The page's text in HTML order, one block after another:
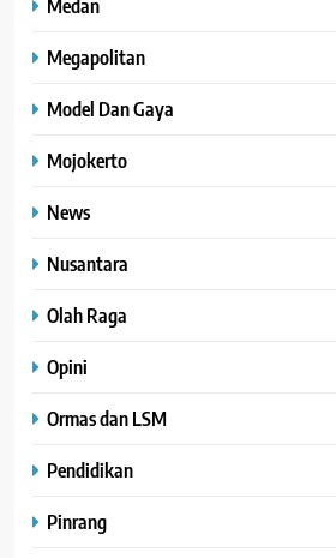
Megapolitan
Model Dan Gaya
Mojokerto
News
Nusantara
Olah Raga
Opini
Ormas dan LSM
Pendidikan
Pinrang